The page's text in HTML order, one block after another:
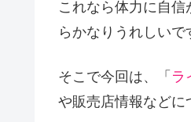
これなら体力に自
らかなりうれしいで
そこで今回は、「 ラ
や販売店情報などに